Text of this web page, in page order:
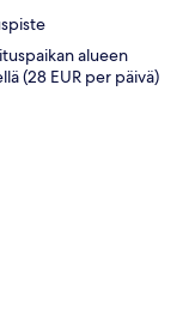
alueen
(28 EUR per päivä)